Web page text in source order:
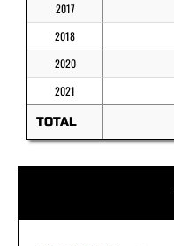
2017
2018
2020
2021
TOTAL